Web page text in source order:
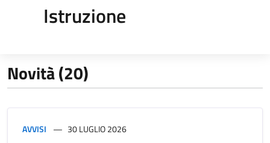
Istruzione
Novità (20)
AVVISI 30 LUGLIO 2026